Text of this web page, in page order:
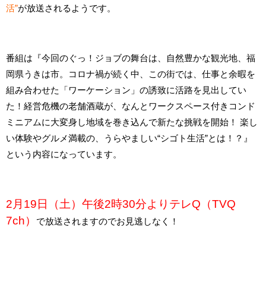
活”が放送されるようです。
番組は『今回のぐっ！ジョブの舞台は、自然豊かな観光地、福
岡県うきは市。コロナ禍が続く中、この街では、仕事と余暇を
組み合わせた「ワーケーション」の誘致に活路を見出してい
た！経営危機の老舗酒蔵が、なんとワークスペース付きコンド
ミニアムに大変身し地域を巻き込んで新たな挑戦を開始！ 楽し
い体験やグルメ満載の、うらやましい“シゴト生活”とは！？』
という内容になっています。
2月19 日（土）午後2時30分よりテレQ（TVQ
7ch）
で放送されますのでお見逃しなく！